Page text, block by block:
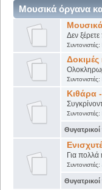
Μουσικά όργανα
Δεν
Συντονιστές:
Συντονιστές:
Κιθάρα
Συντονιστές:
Θυγατρικοί
Για πολλά
Συντονιστές:
Θυγατρικοί